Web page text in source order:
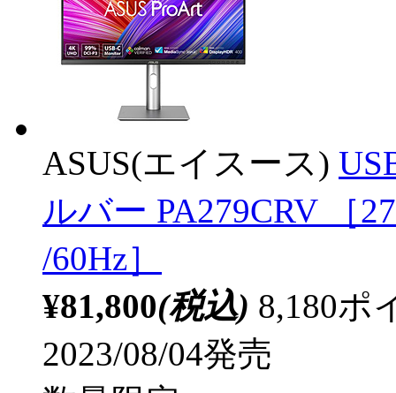
ASUS(エイスース)
ルバー PA279CRV ［
/60Hz］
¥81,800(税込) 8,180ポ
2023/08/04発売